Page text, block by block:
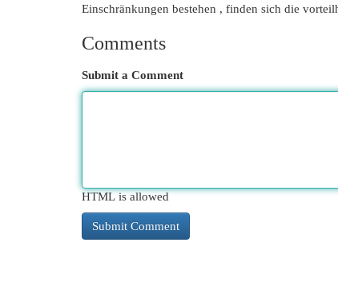
Einschränkungen bestehen , finden sich die
Comments
Submit a Comment
HTML is allowed